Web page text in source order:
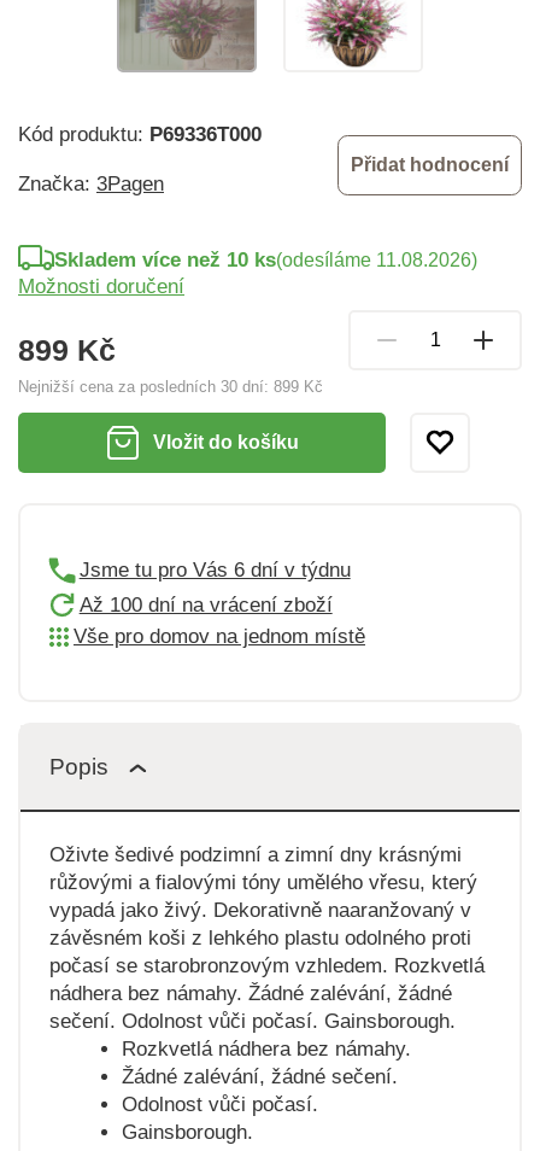
Kód produktu: P69336T000
Značka: 3Pagen
Přidat hodnocení
899 Kč
Nejnižší cena za posledních 30 dní: 899 Kč
Skladem více než 10 ks(odesíláme 11.08.2026)
Možnosti doručení
Vložit do košíku
Jsme tu pro Vás 6 dní v týdnu
Až 100 dní na vrácení zboží
Vše pro domov na jednom místě
Popis
Oživte šedivé podzimní a zimní dny krásnými
růžovými a fialovými tóny umělého vřesu, který
vypadá jako živý. Dekorativně naaranžovaný v
závěsném koši z lehkého plastu odolného proti
počasí se starobronzovým vzhledem. Rozkvetlá
nádhera bez námahy. Žádné zalévání, žádné
sečení. Odolnost vůči počasí. Gainsborough.
Rozkvetlá nádhera bez námahy.
Žádné zalévání, žádné sečení.
Odolnost vůči počasí.
Gainsborough.